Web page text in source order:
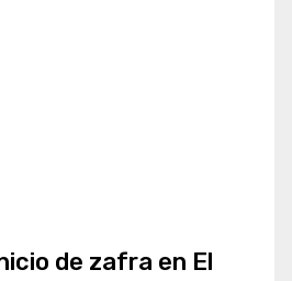
de zafra en El